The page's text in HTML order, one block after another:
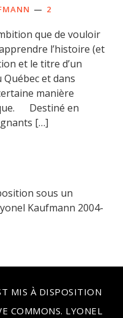
2
que de vouloir
l’histoire (et
et le titre d’un
et dans
manière
Destiné en
[…]
sous un
Kaufmann 2004-
MIS À DISPOSITION
COMMONS. LYONEL